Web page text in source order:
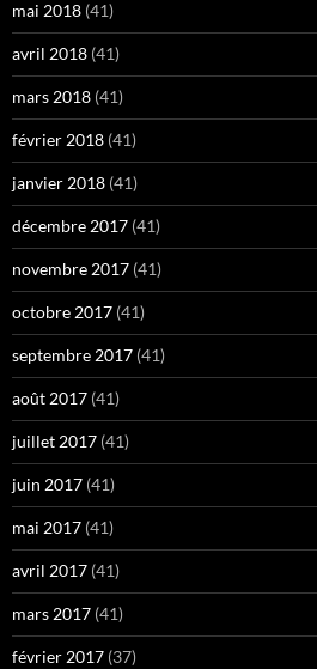
mai 2018 (41)
avril 2018 (41)
mars 2018 (41)
février 2018 (41)
janvier 2018 (41)
décembre 2017 (41)
novembre 2017 (41)
octobre 2017 (41)
septembre 2017 (41)
août 2017 (41)
juillet 2017 (41)
juin 2017 (41)
mai 2017 (41)
avril 2017 (41)
mars 2017 (41)
février 2017 (37)